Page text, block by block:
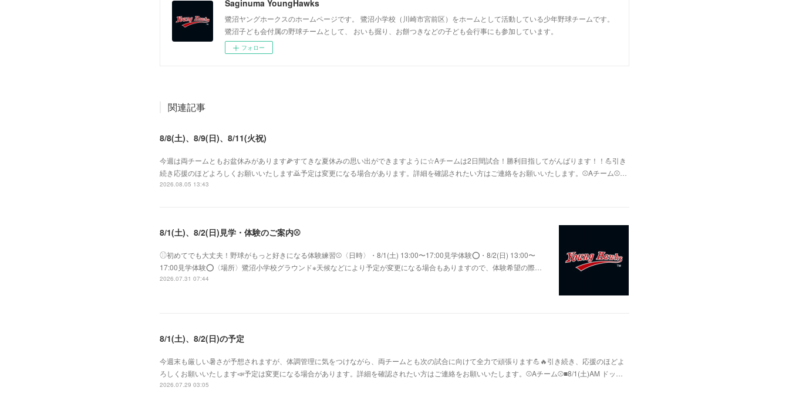
Saginuma YoungHawks
鷺沼ヤングホークスのホームページです。 鷺沼小学校（川崎市宮前区）をホームとして活動している少年野球チームです。
鷺沼子ども会付属の野球チームとして、 おいも掘り、お餅つきなどの子ども会行事にも参加しています。
フォロー
関連記事
8/8(土)、8/9(日)、8/11(火祝)
今週は両チームともお盆休みがあります🌽すてきな夏休みの思い出ができますように☆Aチームは2日間試合！勝利目指してがんばります！！💪引き
続き応援のほどよろしくお願いいたします🙇予定は変更になる場合があります。詳細を確認されたい方はご連絡をお願いいたします。⚾Aチーム⚾️…
2026.08.05 13:43
8/1(土)、8/2(日)見学・体験のご案内⚾️
⚾︎初めてでも大丈夫！野球がもっと好きになる体験練習⚾〈日時〉・8/1(土) 13:00〜17:00見学体験⭕️・8/2(日) 13:00〜
17:00見学体験⭕️〈場所〉鷺沼小学校グラウンド※天候などにより予定が変更になる場合もありますので、体験希望の際…
2026.07.31 07:44
8/1(土)、8/2(日)の予定
今週末も厳しい暑さが予想されますが、体調管理に気をつけながら、両チームとも次の試合に向けて全力で頑張ります💪🔥引き続き、応援のほどよ
ろしくお願いいたします📣予定は変更になる場合があります。詳細を確認されたい方はご連絡をお願いいたします。⚾Aチーム⚾️■8/1(土)AM ドッ…
2026.07.29 03:05